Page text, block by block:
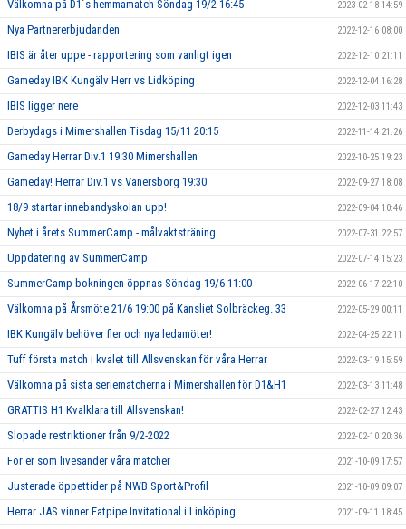
Välkomna på D1´s hemmamatch Söndag 19/2 16:45 2023-02-18 14:59
Nya Partnererbjudanden 2022-12-16 08:00
IBIS är åter uppe - rapportering som vanligt igen 2022-12-10 21:11
Gameday IBK Kungälv Herr vs Lidköping 2022-12-04 16:28
IBIS ligger nere 2022-12-03 11:43
Derbydags i Mimershallen Tisdag 15/11 20:15 2022-11-14 21:26
Gameday Herrar Div.1 19:30 Mimershallen 2022-10-25 19:23
Gameday! Herrar Div.1 vs Vänersborg 19:30 2022-09-27 18:08
18/9 startar innebandyskolan upp! 2022-09-04 10:46
Nyhet i årets SummerCamp - målvaktsträning 2022-07-31 22:57
Uppdatering av SummerCamp 2022-07-14 15:23
SummerCamp-bokningen öppnas Söndag 19/6 11:00 2022-06-17 22:10
Välkomna på Årsmöte 21/6 19:00 på Kansliet Solbräckeg. 33 2022-05-29 00:11
IBK Kungälv behöver fler och nya ledamöter! 2022-04-25 22:11
Tuff första match i kvalet till Allsvenskan för våra Herrar 2022-03-19 15:59
Välkomna på sista seriematcherna i Mimershallen för D1&H1 2022-03-13 11:48
GRATTIS H1 Kvalklara till Allsvenskan! 2022-02-27 12:43
Slopade restriktioner från 9/2-2022 2022-02-10 20:36
För er som livesänder våra matcher 2021-10-09 17:57
Justerade öppettider på NWB Sport&Profil 2021-10-09 09:07
Herrar JAS vinner Fatpipe Invitational i Linköping 2021-09-11 18:45